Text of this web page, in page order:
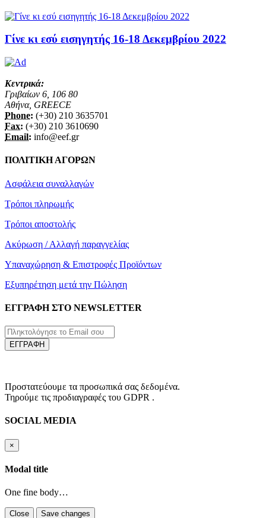
Γίνε κι εσύ εισηγητής 16-18 Δεκεμβρίου 2022
Κεντρικά:
Γριβαίων 6, 106 80
Αθήνα, GREECE
Phone: (+30) 210 3635701
Fax: (+30) 210 3610690
Email: info@eef.gr
ΠΟΛΙΤΙΚΗ ΑΓΟΡΩΝ
Ασφάλεια συναλλαγών
Τρόποι πληρωμής
Τρόποι αποστολής
Ακύρωση / Αλλαγή παραγγελίας
Υπαναχώρηση & Επιστροφές Προϊόντων
Εξυπηρέτηση μετά την Πώληση
ΕΓΓΡΑΦΗ ΣΤΟ NEWSLETTER
ΕΓΓΡΑΦΗ
Προστατεύουμε τα προσωπικά σας δεδομένα.
Τηρούμε τις προδιαγραφές του GDPR .
SOCIAL MEDIA
×
Modal title
One fine body…
Close Save changes